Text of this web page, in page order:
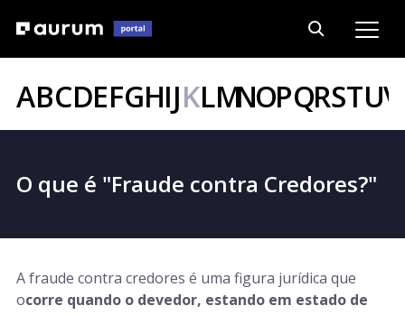
ABCDEFGHIJKLMNOPQRSTUV
O que é "Fraude contra Credores?"
A fraude contra credores é uma figura jurídica que
ocorre quando o devedor, estando em estado de